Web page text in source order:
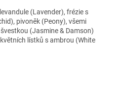
(Lavender), frézie s
pivoněk (Peony), všemi
(Jasmine & Damson)
lístků s ambrou (White